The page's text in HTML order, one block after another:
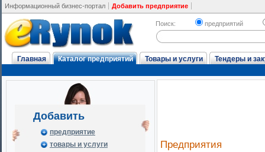
Информационный бизнес-портал Добавить предприятие
Поиск: предприятий
Главная Каталог предприятий Товары и услуги Тендеры и
Добавить
предприятие
товары и услуги
Предприятия